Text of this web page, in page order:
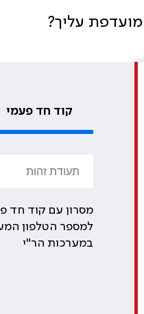
עליך?
קוד חד פעמי
מסרון עם קוד חד
למספר הטלפון
במערכות הר"י